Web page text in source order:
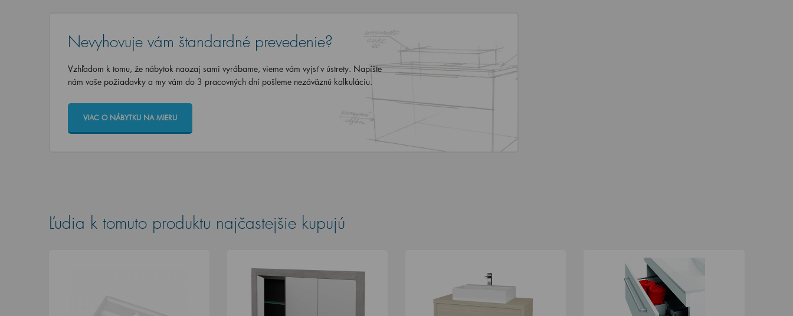
Nevyhovuje vám štandardné prevedenie?
Vzhľadom k tomu, že nábytok naozaj sami vyrábame, vieme vám vyjsť v ústrety. Napíšte
nám vaše požiadavky a my vám do 3 pracovných dní pošleme nezáväznú kalkuláciu.
VIAC O NÁBYTKU NA MIERU
Ľudia k tomuto produktu najčastejšie kupujú